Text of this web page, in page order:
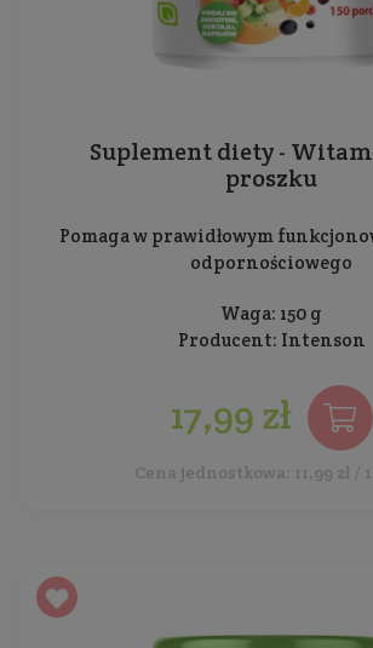
Suplement diety -
proszku
Pomaga w prawidłowym
odpornościowego
Waga: 150 g
Producent: Intenson
17,99 zł
Cena jednostkowa: 11,99 zł /